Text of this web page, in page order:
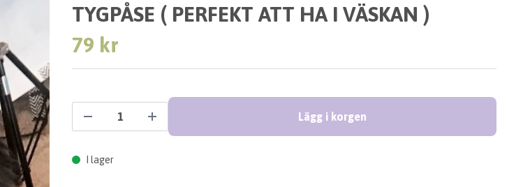
TYGPÅSE ( PERFEKT ATT HA I VÄSKAN )
79 kr
Lägg i korgen
I lager